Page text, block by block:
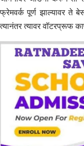
फ्रेमवर्क पूर्ण झाल्यावर ते
त्यानंतर त्यावर वॉटरप्रूफ